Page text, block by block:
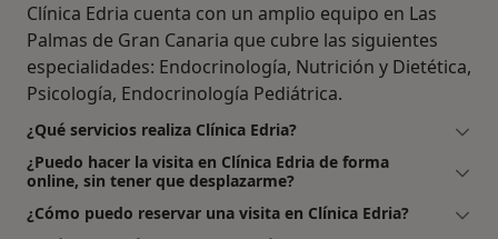
Clínica Edria cuenta con un amplio equipo en Las
Palmas de Gran Canaria que cubre las siguientes
especialidades: Endocrinología, Nutrición y Dietética,
Psicología, Endocrinología Pediátrica.
¿Qué servicios realiza Clínica Edria?
¿Puedo hacer la visita en Clínica Edria de forma
online, sin tener que desplazarme?
¿Cómo puedo reservar una visita en Clínica Edria?